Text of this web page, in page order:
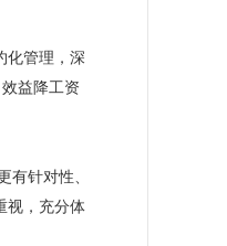
化管理，深
益降工资
针对性、
视，充分体